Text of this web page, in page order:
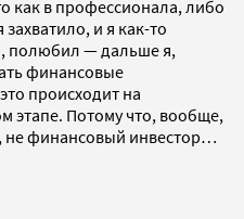
как в профессионала, либо
и я как-то
полюбил — дальше я,
финансовые
происходит на
этапе. Потому что, вообще,
не финансовый инвестор…